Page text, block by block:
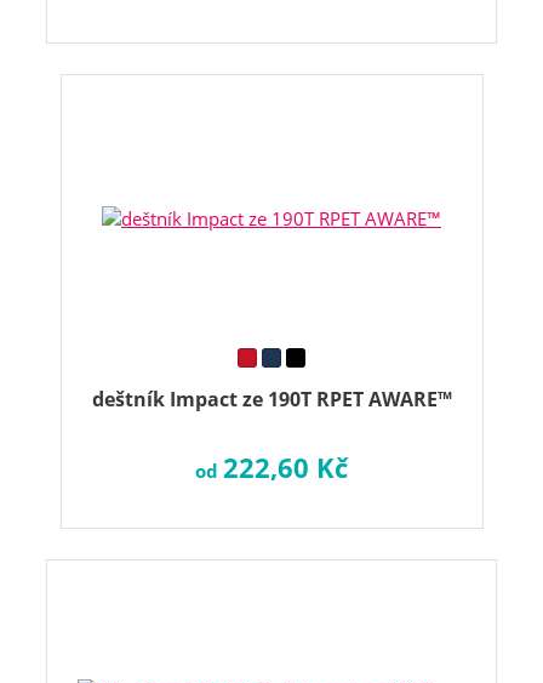
deštník Impact ze 190T RPET AWARE™
od 222,60 Kč